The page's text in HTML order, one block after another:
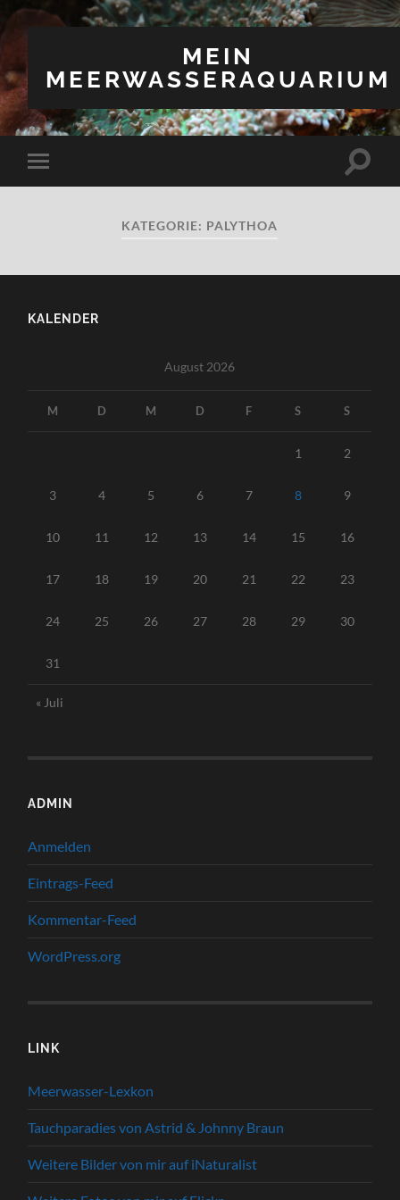
MEIN
MEERWASSERAQUARIUM
Mobile-
Menü
KATEGORIE: PALYTHOA
KALENDER
August 2026
M D M D F S S
1 2
3 4 5 6 7 8 9
10 11 12 13 14 15 16
17 18 19 20 21 22 23
24 25 26 27 28 29 30
31
« Juli
ADMIN
Anmelden
Eintrags-Feed
Kommentar-Feed
WordPress.org
LINK
Meerwasser-Lexkon
Tauchparadies von Astrid & Johnny Braun
Weitere Bilder von mir auf iNaturalist